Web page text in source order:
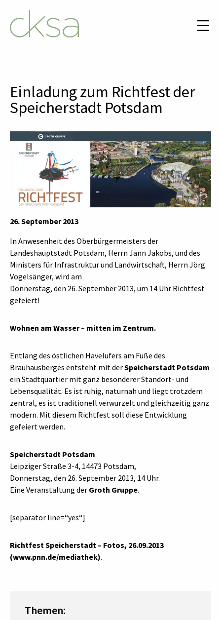
Einladung zum Richtfest der
Speicherstadt Potsdam
26. September 2013
In Anwesenheit des Oberbürgermeisters der
Landeshauptstadt Potsdam, Herrn Jann Jakobs, und des
Ministers für Infrastruktur und Landwirtschaft, Herrn Jörg
Vogelsänger, wird am
Donnerstag, den 26. September 2013, um 14 Uhr Richtfest
gefeiert!
Wohnen am Wasser – mitten im Zentrum.
Entlang des östlichen Havelufers am Fuße des
Brauhausberges entsteht mit derSpeicherstadt Potsdam
ein Stadtquartier mit ganz besonderer Standort- und
Lebensqualität. Es ist ruhig, naturnah und liegt trotzdem
zentral, es ist traditionell verwurzelt und gleichzeitig ganz
modern. Mit diesem Richtfest soll diese Entwicklung
gefeiert werden.
Speicherstadt Potsdam
Leipziger Straße 3-4, 14473 Potsdam,
Donnerstag, den 26. September 2013, 14 Uhr.
Eine Veranstaltung der Groth Gruppe.
[separator line=“yes“]
Richtfest Speicherstadt – Fotos, 26.09.2013
(www.pnn.de/mediathek).
Themen: